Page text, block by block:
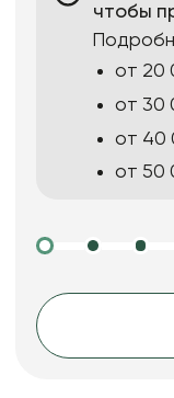
чтобы
от 20
от 30
от 40
от 50